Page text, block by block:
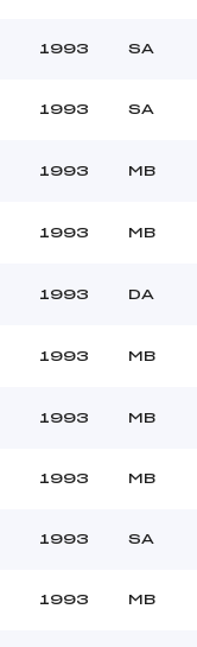
Ouvreurs C :
1993 SA
1993 SA
1993 MB
1993 MB
1993 DA
1993 MB
1993 MB
1993 MB
1993 SA
1993 MB